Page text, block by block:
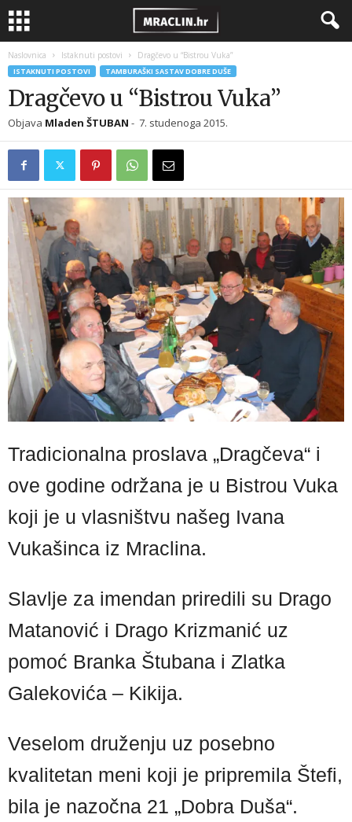
Naslovnica Istaknuti postovi Dragčevo u “Bistrou Vuka”
ISTAKNUTI POSTOVI TAMBURAŠKI SASTAV DOBRE DUŠE
Dragčevo u “Bistrou Vuka”
Objava Mladen ŠTUBAN - 7. studenoga 2015.
Tradicionalna proslava „Dragčeva“ i
ove godine održana je u Bistrou Vuka
koji je u vlasništvu našeg Ivana
Vukašinca iz Mraclina.
Slavlje za imendan priredili su Drago
Matanović i Drago Krizmanić uz
pomoć Branka Štubana i Zlatka
Galekovića – Kikija.
Veselom druženju uz posebno
kvalitetan meni koji je pripremila Štefi,
bila je nazočna 21 „Dobra Duša“.